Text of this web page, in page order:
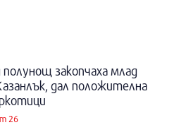
закопчаха млад
дал положителна
26